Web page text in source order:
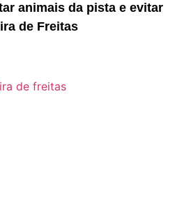
animais da pista e evitar
de Freitas